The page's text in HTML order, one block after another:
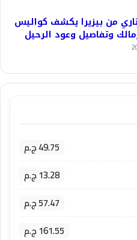
من بيزيرا يكشف كواليس
وتفاصيل وعود الرحيل
49.75 ج.م
13.28 ج.م
57.47 ج.م
161.55 ج.م